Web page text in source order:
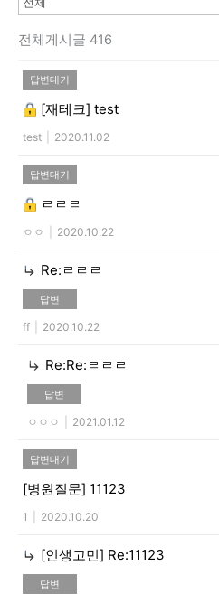
전체게시글 416
답변대기
[재테크] test
test 2020.11.02
답변대기
ㄹㄹㄹ
ㅇㅇ 2020.10.22
Re:ㄹㄹㄹ
답변
ff 2020.10.22
Re:Re:ㄹㄹㄹ
답변
ㅇㅇㅇ 2021.01.12
답변대기
[병원질문] 11123
1 2020.10.20
[인생고민] Re:11123
답변